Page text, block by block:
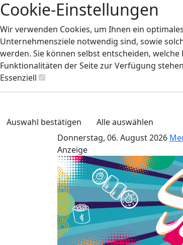
Cookie-Einstellungen
Wir verwenden Cookies, um Ihnen ein
Unternehmensziele notwendig sind, sowie
werden. Sie können selbst entscheiden,
Funktionalitäten der Seite zur Verfügung
Essenziell
Auswahl bestätigen
Alle auswählen
Donnerstag, 06. August 2026
Anzeige